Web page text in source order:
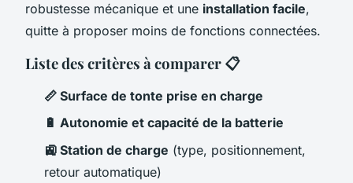
robustesse mécanique et une installation facile,
quitte à proposer moins de fonctions connectées.
Liste des critères à comparer 📋
📏 Surface de tonte prise en charge
🔋 Autonomie et capacité de la batterie
🚉 Station de charge (type, positionnement,
retour automatique)